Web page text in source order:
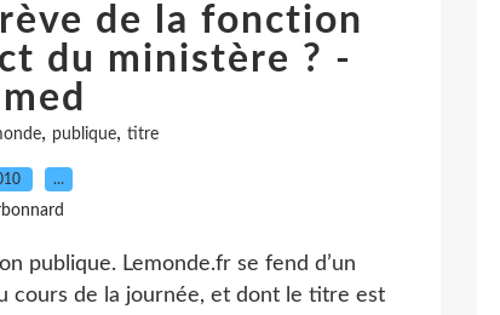
de la fonction
du ministère ? -
, publique, titre
…
publique. Lemonde.fr se fend d’un
cours de la journée, et dont le titre est